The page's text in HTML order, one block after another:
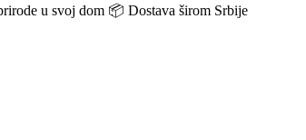
u svoj dom 📦 Dostava širom Srbije